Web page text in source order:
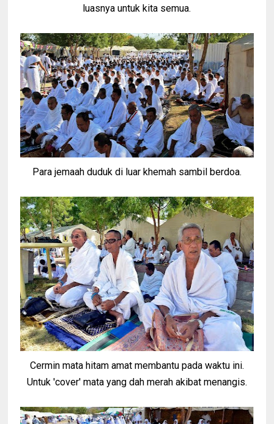
luasnya untuk kita semua.
Para jemaah duduk di luar khemah sambil berdoa.
Cermin mata hitam amat membantu pada waktu ini.
Untuk 'cover' mata yang dah merah akibat menangis.